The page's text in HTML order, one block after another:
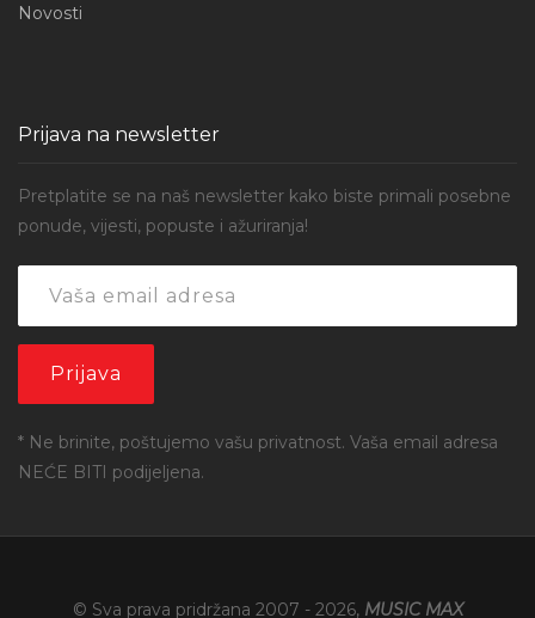
Novosti
Prijava na newsletter
Pretplatite se na naš newsletter kako biste primali posebne
ponude, vijesti, popuste i ažuriranja!
* Ne brinite, poštujemo vašu privatnost. Vaša email adresa
NEĆE BITI podijeljena.
© Sva prava pridržana 2007 - 2026, MUSIC MAX